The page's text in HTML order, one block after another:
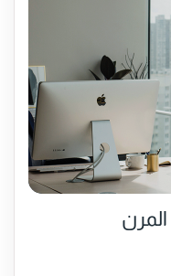
المرن